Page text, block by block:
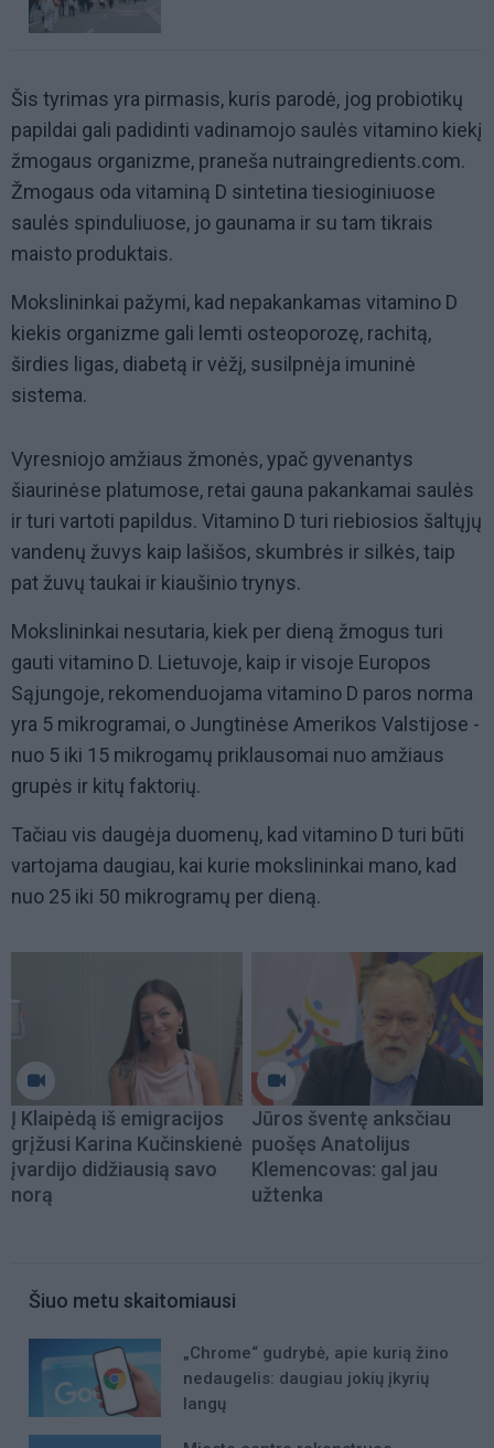
Šis tyrimas yra pirmasis, kuris parodė, jog probiotikų
papildai gali padidinti vadinamojo saulės vitamino kiekį
žmogaus organizme, praneša nutraingredients.com.
Žmogaus oda vitaminą D sintetina tiesioginiuose
saulės spinduliuose, jo gaunama ir su tam tikrais
maisto produktais.
Mokslininkai pažymi, kad nepakankamas vitamino D
kiekis organizme gali lemti osteoporozę, rachitą,
širdies ligas, diabetą ir vėžį, susilpnėja imuninė
sistema.
Vyresniojo amžiaus žmonės, ypač gyvenantys
šiaurinėse platumose, retai gauna pakankamai saulės
ir turi vartoti papildus. Vitamino D turi riebiosios šaltųjų
vandenų žuvys kaip lašišos, skumbrės ir silkės, taip
pat žuvų taukai ir kiaušinio trynys.
Mokslininkai nesutaria, kiek per dieną žmogus turi
gauti vitamino D. Lietuvoje, kaip ir visoje Europos
Sąjungoje, rekomenduojama vitamino D paros norma
yra 5 mikrogramai, o Jungtinėse Amerikos Valstijose -
nuo 5 iki 15 mikrogamų priklausomai nuo amžiaus
grupės ir kitų faktorių.
Tačiau vis daugėja duomenų, kad vitamino D turi būti
vartojama daugiau, kai kurie mokslininkai mano, kad
nuo 25 iki 50 mikrogramų per dieną.
Į Klaipėdą iš emigracijos
grįžusi Karina Kučinskienė
įvardijo didžiausią savo
norą
Jūros šventę anksčiau
puošęs Anatolijus
Klemencovas: gal jau
užtenka
Šiuo metu skaitomiausi
„Chrome“ gudrybė, apie kurią žino
nedaugelis: daugiau jokių įkyrių
langų